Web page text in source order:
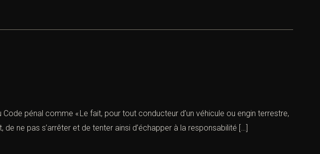
pénal comme « Le fait, pour tout conducteur d’un véhicule ou engin terrestre,
ne pas s’arrêter et de tenter ainsi d’échapper à la responsabilité […]